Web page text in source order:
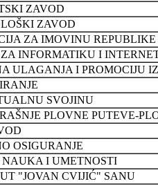
ZAVOD
ZAVOD
ZA IMOVINU REPUBLIKE
INFORMATIKU I
ULAGANJA I PROMOCIJU
SVOJINU
PLOVNE PUTEVE-
OSIGURANJE
I UMETNOSTI
"JOVAN CVIJIĆ" SANU